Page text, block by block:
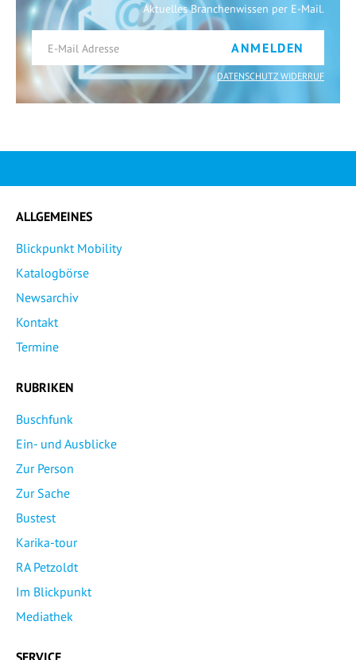
Aktuelles Branchenwissen per E-Mail.
ANMELDEN
DATENSCHUTZ WIDERRUF
ALLGEMEINES
Blickpunkt Mobility
Katalogbörse
Newsarchiv
Kontakt
Termine
RUBRIKEN
Buschfunk
Ein- und Ausblicke
Zur Person
Zur Sache
Bustest
Karika-tour
RA Petzoldt
Im Blickpunkt
Mediathek
SERVICE